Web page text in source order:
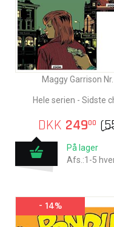
Maggy Garrison
Hele serien - Sidste
DKK 24900 (
På lager
Afs.:1-5
- 14%